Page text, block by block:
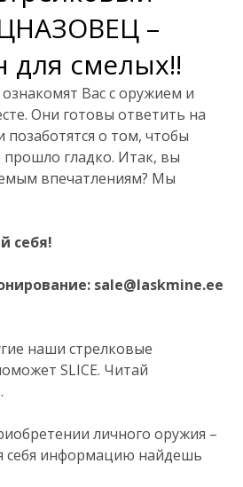
–
для смелых!!
Вас с оружием и
Они готовы ответить на
о том, чтобы
гладко. Итак, вы
впечатлениям? Мы
себя!
sale@laskmine.ee
наши стрелковые
SLICE. Читай
.
личного оружия –
себя информацию найдешь